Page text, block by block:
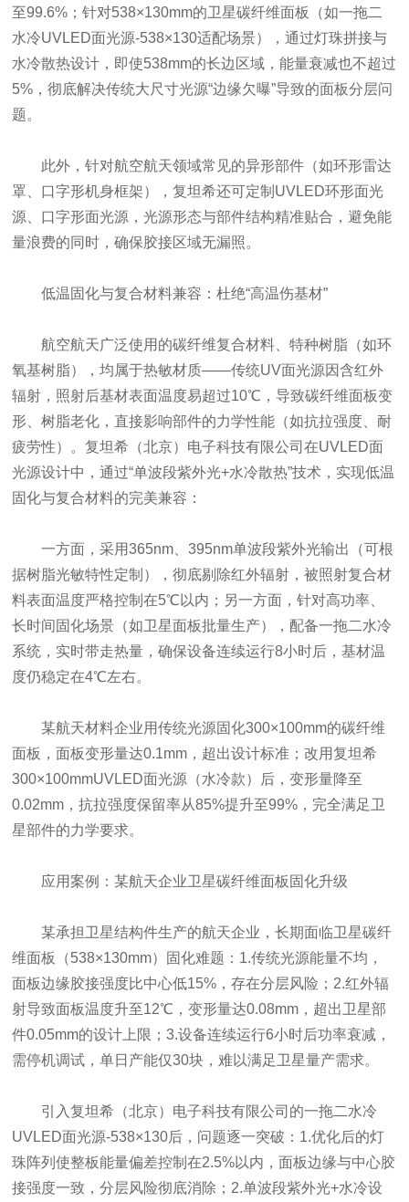
至99.6%；针对538×130mm的卫星碳纤维面板（如一拖二
水冷UVLED面光源-538×130适配场景），通过灯珠拼接与
水冷散热设计，即使538mm的长边区域，能量衰减也不超过
5%，彻底解决传统大尺寸光源“边缘欠曝”导致的面板分层问
题。
此外，针对航空航天领域常见的异形部件（如环形雷达
罩、口字形机身框架），复坦希还可定制UVLED环形面光
源、口字形面光源，光源形态与部件结构精准贴合，避免能
量浪费的同时，确保胶接区域无漏照。
低温固化与复合材料兼容：杜绝“高温伤基材”
航空航天广泛使用的碳纤维复合材料、特种树脂（如环
氧基树脂），均属于热敏材质——传统UV面光源因含红外
辐射，照射后基材表面温度易超过10℃，导致碳纤维面板变
形、树脂老化，直接影响部件的力学性能（如抗拉强度、耐
疲劳性）。复坦希（北京）电子科技有限公司在UVLED面
光源设计中，通过“单波段紫外光+水冷散热”技术，实现低温
固化与复合材料的完美兼容：
一方面，采用365nm、395nm单波段紫外光输出（可根
据树脂光敏特性定制），彻底剔除红外辐射，被照射复合材
料表面温度严格控制在5℃以内；另一方面，针对高功率、
长时间固化场景（如卫星面板批量生产），配备一拖二水冷
系统，实时带走热量，确保设备连续运行8小时后，基材温
度仍稳定在4℃左右。
某航天材料企业用传统光源固化300×100mm的碳纤维
面板，面板变形量达0.1mm，超出设计标准；改用复坦希
300×100mmUVLED面光源（水冷款）后，变形量降至
0.02mm，抗拉强度保留率从85%提升至99%，完全满足卫
星部件的力学要求。
应用案例：某航天企业卫星碳纤维面板固化升级
某承担卫星结构件生产的航天企业，长期面临卫星碳纤
维面板（538×130mm）固化难题：1.传统光源能量不均，
面板边缘胶接强度比中心低15%，存在分层风险；2.红外辐
射导致面板温度升至12℃，变形量达0.08mm，超出卫星部
件0.05mm的设计上限；3.设备连续运行6小时后功率衰减，
需停机调试，单日产能仅30块，难以满足卫星量产需求。
引入复坦希（北京）电子科技有限公司的一拖二水冷
UVLED面光源-538×130后，问题逐一突破：1.优化后的灯
珠阵列使整板能量偏差控制在2.5%以内，面板边缘与中心胶
接强度一致，分层风险彻底消除；2.单波段紫外光+水冷设